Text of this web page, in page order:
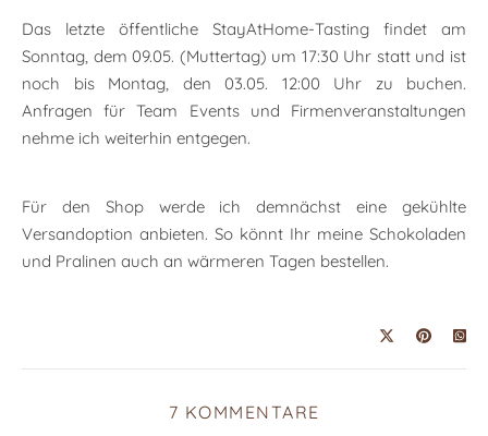
Das letzte öffentliche StayAtHome-Tasting findet am
Sonntag, dem 09.05. (Muttertag) um 17:30 Uhr statt und ist
noch bis Montag, den 03.05. 12:00 Uhr zu buchen.
Anfragen für Team Events und Firmenveranstaltungen
nehme ich weiterhin entgegen.
Für den Shop werde ich demnächst eine gekühlte
Versandoption anbieten. So könnt Ihr meine Schokoladen
und Pralinen auch an wärmeren Tagen bestellen.
7 KOMMENTARE